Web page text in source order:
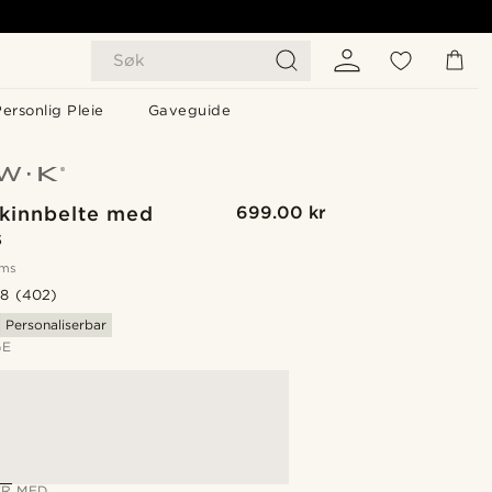
Søk
Pleie Gaveguide
med
699.00 kr
(402)
Personaliserbar